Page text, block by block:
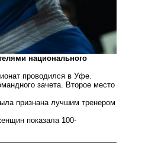
национального
проводился в Уфе.
зачета. Второе место
признана лучшим тренером
показала 100-